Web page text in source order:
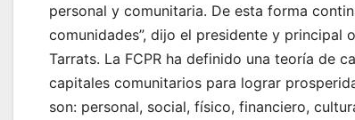
personal y comunitaria. De esta forma
comunidades”, dijo el presidente y principal
Tarrats. La FCPR ha definido una teoría de
capitales comunitarios para lograr
son: personal, social, físico, financiero,